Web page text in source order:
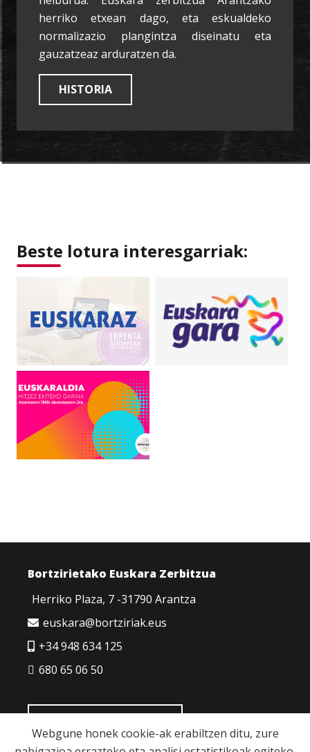
herriko etxean dago, eta eskualdeko
normalizazio plangintza diseinatu eta
gauzatzeaz arduratzen da.
HISTORIA
Beste lotura interesgarriak:
Bortzirietako Euskara Zerbitzua
Herriko Plaza, 7 -31790 Arantza
euskara@bortziriak.eus
+34 948 634 125
680 65 06 50
Webgune honek cookie-ak erabiltzen ditu, zure